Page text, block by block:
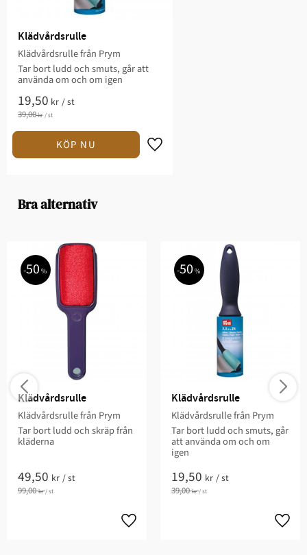
Bra alternativ
50 %
Klädvårdsrulle
Klädvårdsrulle från Prym
Tar bort ludd och skräp från
kläderna
49,50 kr /st
99,00 kr /st
50 %
Klädvårdsrulle
Klädvårdsrulle från Prym
Tar bort ludd och smuts, går
att använda om och om
igen
19,50 kr /st
39,00 kr /st
Klädvårdsrulle
Klädvårdsrulle från Prym
Tar bort ludd och smuts, går att
använda om och om igen
19,50 kr /st
39,00kr /st
Lägg till i favoriter